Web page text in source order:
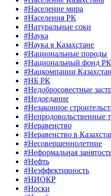
#Население мира
#Населения РК
#Натуральные соки
#Наука
#Наука в Казахстане
#Национальные породы
#Национальный фонд РК
#Нацкомпании
#НБ РК
#Недобросовестные
#Недоедание
#Незаконное
#Непродовольственные
#Неравенство
#Неравенство в
#Несовершеннолетние
#Неформальная
#Нефть
#Неэффективность
#НИОКР
#Носки